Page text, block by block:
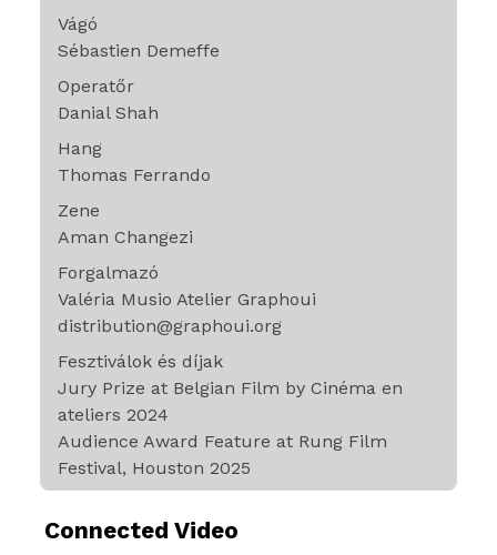
Vágó
Sébastien Demeffe
Operatőr
Danial Shah
Hang
Thomas Ferrando
Zene
Aman Changezi
Forgalmazó
Valéria Musio Atelier Graphoui
distribution@graphoui.org
Fesztiválok és díjak
Jury Prize at Belgian Film by Cinéma en
ateliers 2024
Audience Award Feature at Rung Film
Festival, Houston 2025
Connected Video